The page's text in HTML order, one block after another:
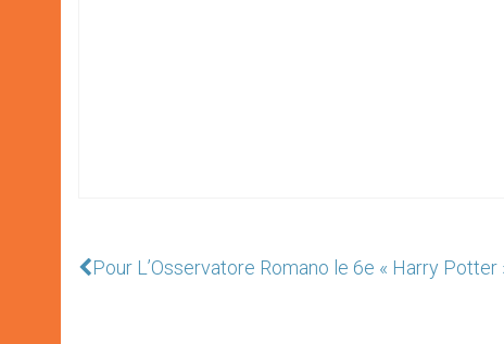
Pour L’Osservatore Romano le 6e « Harry